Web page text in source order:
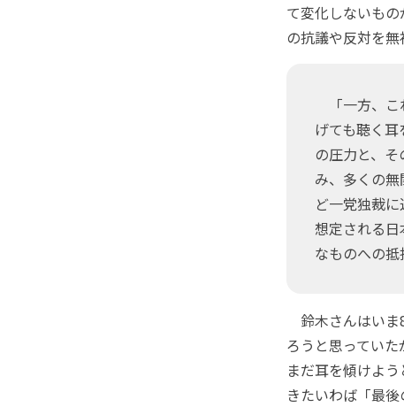
て変化しないも
の抗議や反対を
「一方、こ
げても聴く
の圧力と、
み、多くの
ど一党独裁
想定される
なものへの抵
鈴木さんはいま
ろうと思ってい
まだ耳を傾けよ
きたいわば「最